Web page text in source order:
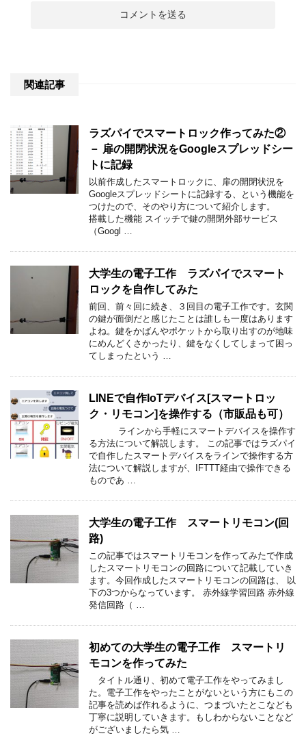
関連記事
ラズパイでスマートロック作ってみた②
－ 扉の開閉状況をGoogleスプレッドシー
トに記録
以前作成したスマートロックに、扉の開閉状況を
Googleスプレッドシートに記録する、という機能を
つけたので、そのやり方について紹介します。
搭載した機能 スイッチで鍵の開閉外部サービス
（Googl …
大学生の電子工作 ラズパイでスマート
ロックを自作してみた
前回、前々回に続き、３回目の電子工作です。玄関
の鍵が面倒だと感じたことは誰しも一度はあります
よね。鍵をかばんやポケットから取り出すのが地味
にめんどくさかったり、鍵をなくしてしまって困っ
てしまったという …
LINEで自作IoTデバイス[スマートロッ
ク・リモコン]を操作する（市販品も可）
ラインから手軽にスマートデバイスを操作す
る方法について解説します。 この記事ではラズパイ
で自作したスマートデバイスをラインで操作する方
法について解説しますが、IFTTT経由で操作できる
ものであ …
大学生の電子工作 スマートリモコン(回
路)
この記事ではスマートリモコンを作ってみたで作成
したスマートリモコンの回路について記載していき
ます。今回作成したスマートリモコンの回路は、 以
下の3つからなっています。 赤外線学習回路 赤外線
発信回路（ …
初めての大学生の電子工作 スマートリ
モコンを作ってみた
タイトル通り、初めて電子工作をやってみまし
た。電子工作をやったことがないという方にもこの
記事を読めば作れるように、つまづいたとこなども
丁寧に説明していきます。もしわからないことなど
がございましたら気 …